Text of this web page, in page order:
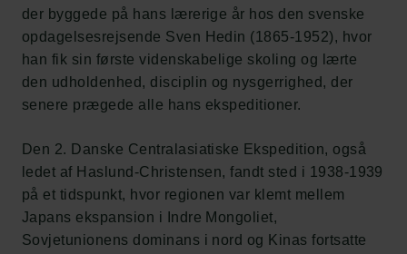
der byggede på hans lærerige år hos den svenske
opdagelsesrejsende Sven Hedin (1865-1952), hvor
han fik sin første videnskabelige skoling og lærte
den udholdenhed, disciplin og nysgerrighed, der
senere prægede alle hans ekspeditioner.
Den 2. Danske Centralasiatiske Ekspedition, også
ledet af Haslund-Christensen, fandt sted i 1938-1939
på et tidspunkt, hvor regionen var klemt mellem
Japans ekspansion i Indre Mongoliet,
Sovjetunionens dominans i nord og Kinas fortsatte